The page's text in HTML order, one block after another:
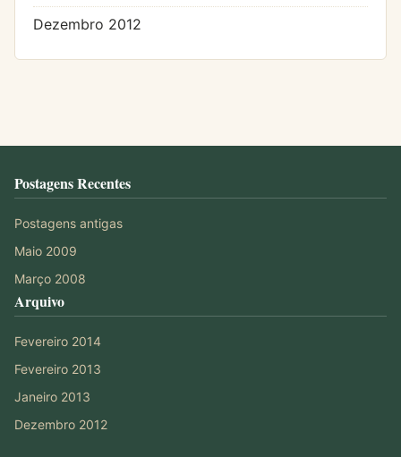
Dezembro 2012
Postagens Recentes
Postagens antigas
Maio 2009
Março 2008
Arquivo
Fevereiro 2014
Fevereiro 2013
Janeiro 2013
Dezembro 2012